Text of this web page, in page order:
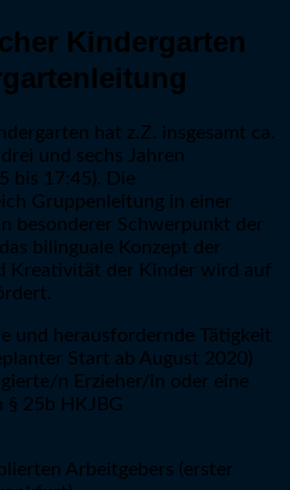
Kindergarten
hat z.Z. insgesamt ca.
und sechs Jahren
bis 17:45). Die
Gruppenleitung in einer
besonderer Schwerpunkt der
bilinguale Konzept der
Kreativität der Kinder wird auf
und herausfordernde Tätigkeit
Start ab August 2020)
n Erzieher/in oder eine
§ 25b HKJBG
Arbeitgebers (erster